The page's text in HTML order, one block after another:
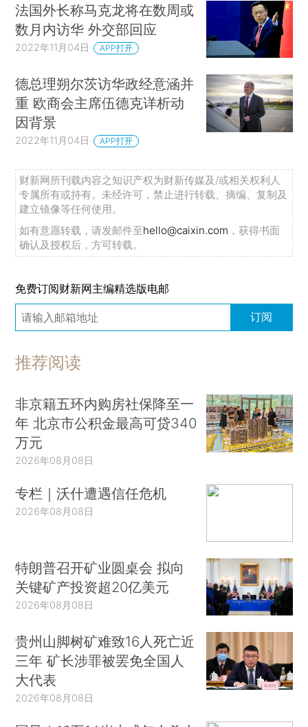
法国外长称马克龙将在数周或
数月内访华 外交部回应
2022年11月04日 APP打开
德总理朔尔茨访华政经意涵并
重 欧商会主席伍德克详析动
因背景
2022年11月04日 APP打开
财新网所刊载内容之知识产权为财新传媒及/或相关权利人
专属所有或持有。未经许可，禁止进行转载、摘编、复制及
建立镜像等任何使用。
如有意愿转载，请发邮件至hello@caixin.com ，获得书面
确认及授权后，方可转载。
免费订阅财新网主编精选版电邮
订阅
推荐阅读
非京籍五环内购房社保降至一
年 北京市公积金最高可贷340
万元
2026年08月08日
专栏｜沃什遭遇信任危机
2026年08月08日
特朗普召开矿业圆桌会 拟向
关键矿产投资超20亿美元
2026年08月08日
贵州山脚树矿难致16人死亡近
三年 矿长涉罪被罢免全国人
大代表
2026年08月08日